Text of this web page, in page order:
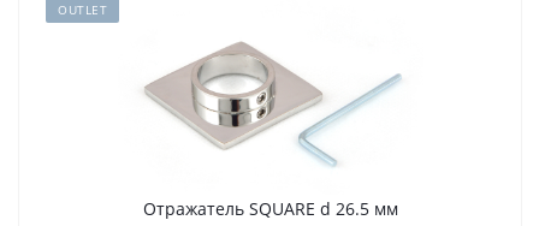
OUTLET
Отражатель SQUARE d 26.5 мм